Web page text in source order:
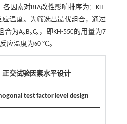
各因素对BFA改性影响排序为：KH-
应温度。为筛选出最优组合，通过
合为A3B3C3 ，即KH-550的用量为7
应温度为60 ℃。
正交试验因素水平设计
test factor level design